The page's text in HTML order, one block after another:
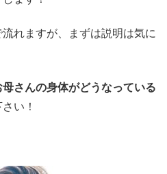
れますが、まずは説明は気に
さんの身体がどうなっている
い！